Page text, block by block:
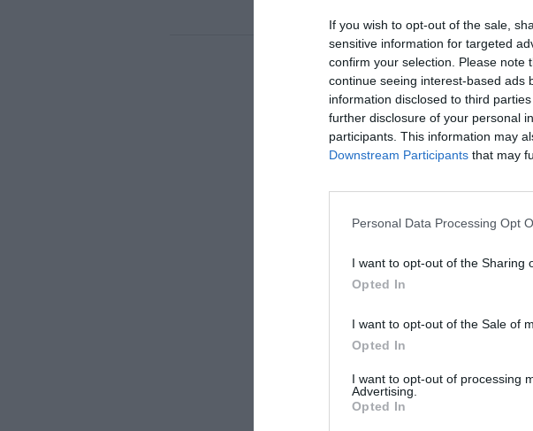
If you wish to opt-out of the sale,
sensitive information for targeted
confirm your selection. Please note
continue seeing interest-based ads
information disclosed to third
further disclosure of your personal
participants. This information may
Downstream Participants that may
Personal Data Processing Opt
I want to opt-out of the Sharing
Opted In
I want to opt-out of the Sale of
Opted In
I want to opt-out of processing
Advertising.
Opted In
Facebook
Aucun commentaire !
LAISSER UN